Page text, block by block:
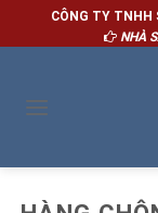
CÔNG TY TNHH
NHÀ